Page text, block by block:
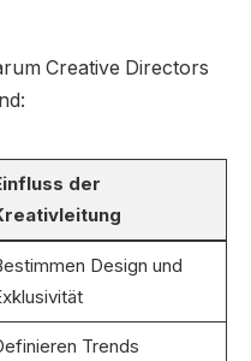
Creative Directors
der
Design und
Trends